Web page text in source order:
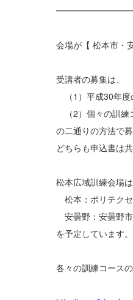
会場が【 松本市・
受講者の募集は、
（1）平成30年度
（2）個々の訓練
の二通りの方法で募
どちらも申込書は
松本広域訓練会場は
松本：ポリテク
安曇野：安曇野
を予定しています。
各々の訓練コース